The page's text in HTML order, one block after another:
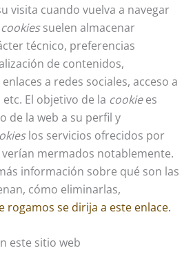
visita cuando vuelva a navegar
cookiessuelen almacenar
técnico, preferencias
de contenidos,
a redes sociales, acceso a
El objetivo de la cookiees
de la web a su perfil y
los servicios ofrecidos por
mermados notablemente.
información sobre qué son las
cómo eliminarlas,
rogamos se dirija a este enlace.
este sitio web